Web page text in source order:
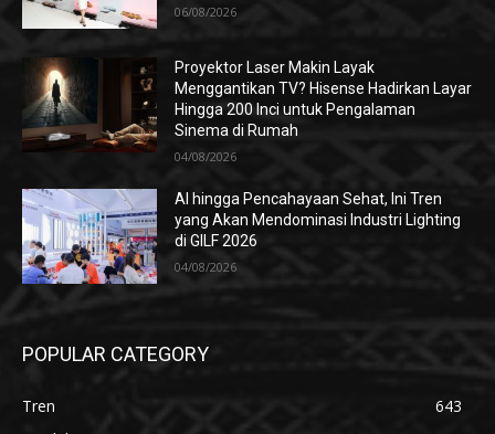
06/08/2026
Proyektor Laser Makin Layak
Menggantikan TV? Hisense Hadirkan Layar
Hingga 200 Inci untuk Pengalaman
Sinema di Rumah
04/08/2026
AI hingga Pencahayaan Sehat, Ini Tren
yang Akan Mendominasi Industri Lighting
di GILF 2026
04/08/2026
POPULAR CATEGORY
Tren
643